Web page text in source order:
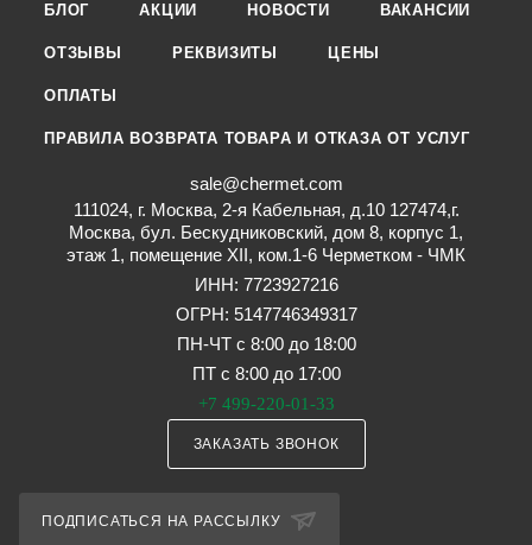
БЛОГ АКЦИИ НОВОСТИ ВАКАНСИИ
ОТЗЫВЫ РЕКВИЗИТЫ ЦЕНЫ
ОПЛАТЫ
ПРАВИЛА ВОЗВРАТА ТОВАРА И ОТКАЗА ОТ УСЛУГ
sale@chermet.com
111024, г. Москва, 2-я Кабельная, д.10 127474,г.
Москва, бул. Бескудниковский, дом 8, корпус 1,
этаж 1, помещение XII, ком.1-6 Черметком - ЧМК
ИНН: 7723927216
ОГРН: 5147746349317
ПН-ЧТ с 8:00 до 18:00
ПТ с 8:00 до 17:00
+7 499-220-01-33
ЗАКАЗАТЬ ЗВОНОК
ПОДПИСАТЬСЯ НА РАССЫЛКУ